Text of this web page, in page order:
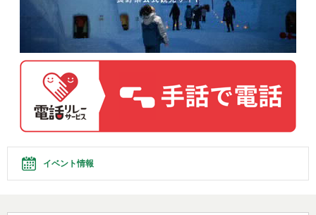
イベント情報